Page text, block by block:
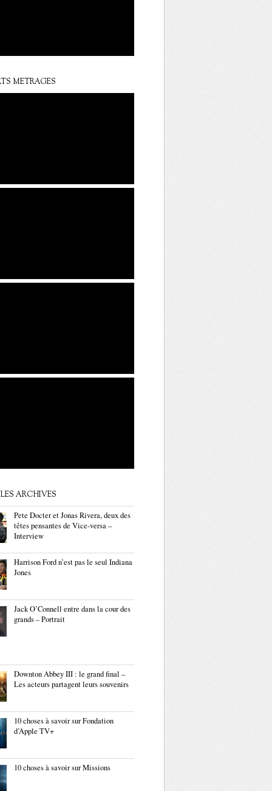
METRAGES
ARCHIVES
Pete Docter et Jonas Rivera, deux des
têtes pensantes de Vice-versa –
Interview
Harrison Ford n’est pas le seul Indiana
Jones
Jack O’Connell entre dans la cour des
grands – Portrait
Downton Abbey III : le grand final –
Les acteurs partagent leurs souvenirs
10 choses à savoir sur Fondation
d’Apple TV+
10 choses à savoir sur Missions